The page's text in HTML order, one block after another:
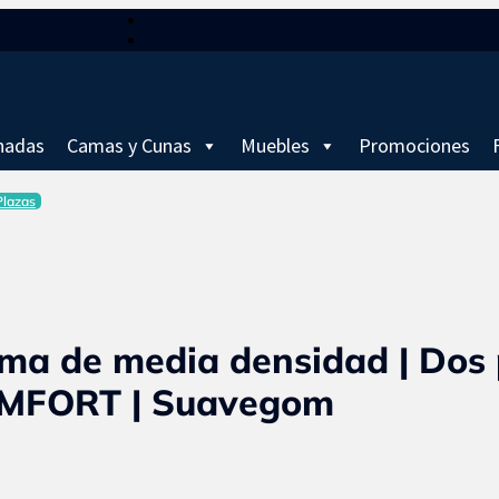
Camas y Cunas Muebles Promociones
de media densidad | Dos
| Suavegom